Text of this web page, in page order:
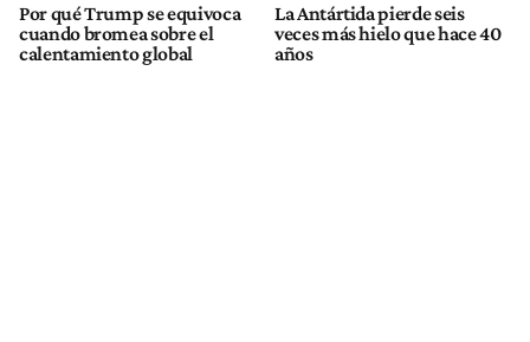
Por qué Trump se equivoca
cuando bromea sobre el
calentamiento global
La Antártida pierde seis
veces más hielo que hace 40
años